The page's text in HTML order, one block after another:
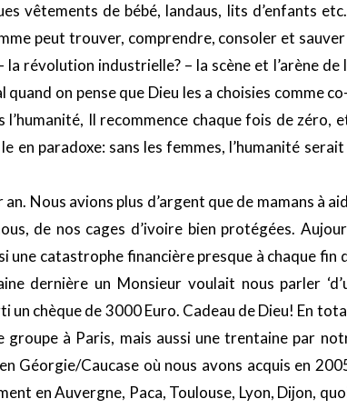
vêtements de bébé, landaus, lits d’enfants
peut trouver, comprendre, consoler et
révolution industrielle? – la scène et l’arène de
on pense que Dieu les a choisies comme
Il recommence chaque fois de zéro,
paradoxe: sans les femmes, l’humanité
Nous avions plus d’argent que de mamans à
de nos cages d’ivoire bien protégées.
une catastrophe financière presque à chaque fin
dernière un Monsieur voulait nous parler
chèque de 3000 Euro. Cadeau de Dieu! En
à Paris, mais aussi une trentaine par
Géorgie/Caucase où nous avons acquis en
en Auvergne, Paca, Toulouse, Lyon, Dijon,